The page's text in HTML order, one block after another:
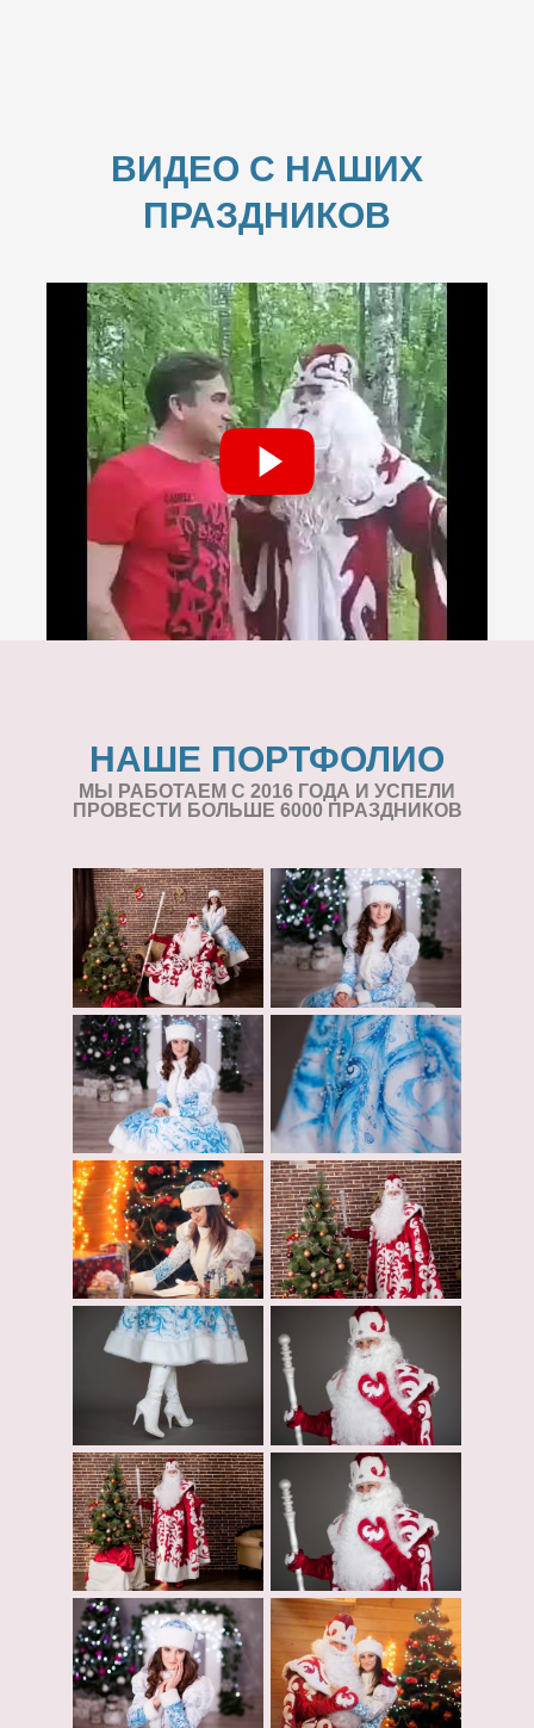
ВИДЕО С НАШИХ
ПРАЗДНИКОВ
НАШЕ ПОРТФОЛИО
МЫ РАБОТАЕМ С 2016 ГОДА И УСПЕЛИ
ПРОВЕСТИ БОЛЬШЕ 6000 ПРАЗДНИКОВ